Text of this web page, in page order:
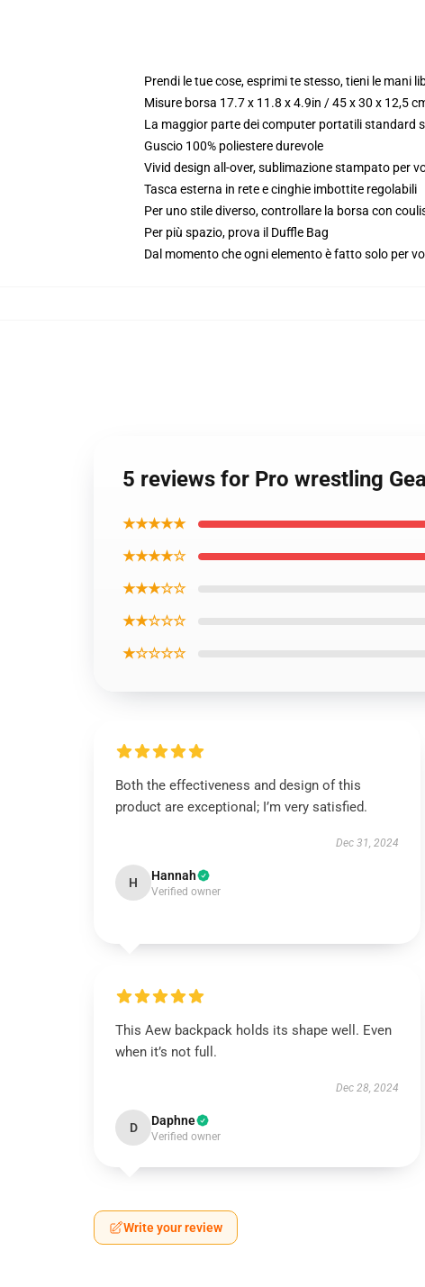
Prendi le tue cose, esprimi te stesso, tieni le mani
Misure borsa 17.7 x 11.8 x 4.9in / 45 x 30 x 12,5
La maggior parte dei computer portatili standard
Guscio 100% poliestere durevole
Vivid design all-over, sublimazione stampato per
Tasca esterna in rete e cinghie imbottite regolabili
Per uno stile diverso, controllare la borsa con
Per più spazio, prova il Duffle Bag
Dal momento che ogni elemento è fatto solo per
5 reviews for Pro wrestling
★★★★★
★★★★☆
★★★☆☆
★★☆☆☆
★☆☆☆☆
Both the effectiveness and design of this
product are exceptional; I’m very satisfied.
Dec 31, 2024
H Hannah
Verified owner
This Aew backpack holds its shape well. Even
when it’s not full.
Dec 28, 2024
D Daphne
Verified owner
Write your review